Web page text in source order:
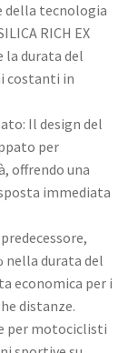
della tecnologia
RICH EX
la durata del
costanti in
Il design del
per
offrendo una
immediata
nella durata del
economica per i
distanze.
per motociclisti